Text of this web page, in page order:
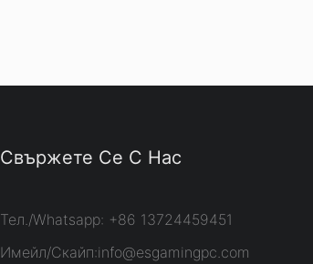
Свържете Се С Нас
Тел./Whatsapp: +86 13724459451
Имейл/Скайп:info@esgamingpc.com